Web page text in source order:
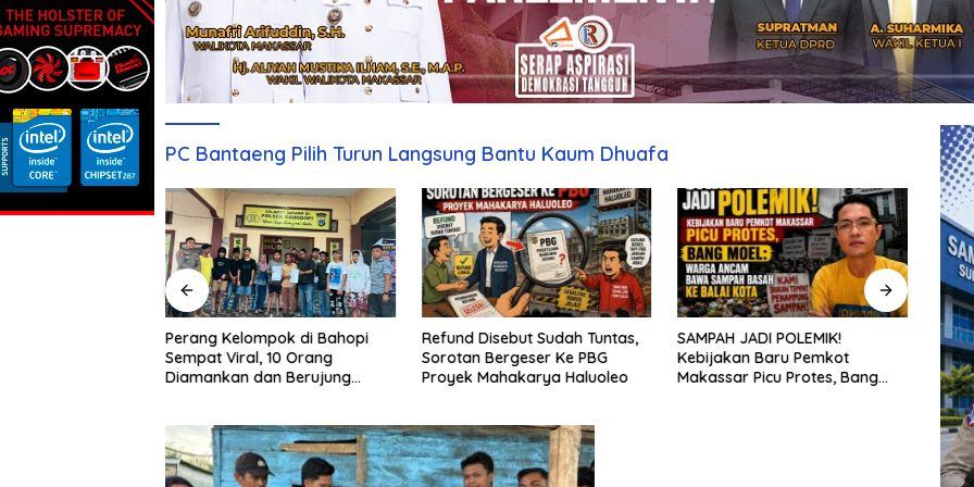
PC Bantaeng Pilih Turun Langsung Bantu Kaum Dhuafa
Perang Kelompok di Bahopi
Sempat Viral, 10 Orang
Diamankan dan Berujung
Refund Disebut Sudah Tuntas,
Sorotan Bergeser Ke PBG
Proyek Mahakarya Haluoleo
SAMPAH JADI POLEMIK!
Kebijakan Baru Pemkot
Makassar Picu Protes, Bang